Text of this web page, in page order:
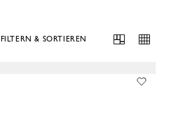
FILTERN & SORTIEREN